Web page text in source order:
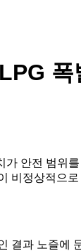
안전 범위
비정상적으
결과 노즐